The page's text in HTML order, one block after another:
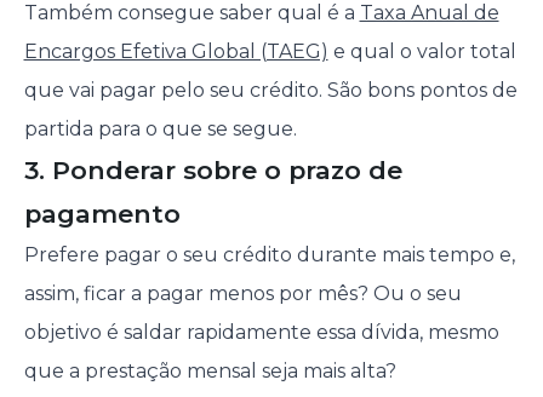
Também consegue saber qual é a Taxa Anual de
Encargos Efetiva Global (TAEG) e qual o valor total
que vai pagar pelo seu crédito. São bons pontos de
partida para o que se segue.
3. Ponderar sobre o prazo de
pagamento
Prefere pagar o seu crédito durante mais tempo e,
assim, ficar a pagar menos por mês? Ou o seu
objetivo é saldar rapidamente essa dívida, mesmo
que a prestação mensal seja mais alta?